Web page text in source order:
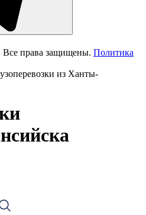
права защищены. Политика
из Ханты-